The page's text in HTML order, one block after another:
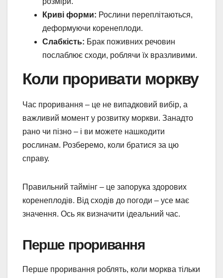
Криві форми: Рослини переплітаються,
деформуючи коренеплоди.
Слабкість: Брак поживних речовин
послаблює сходи, роблячи їх вразливими.
Коли проривати моркву
Час проривання – це не випадковий вибір, а
важливий момент у розвитку моркви. Занадто
рано чи пізно – і ви можете нашкодити
рослинам. Розберемо, коли братися за цю
справу.
Правильний таймінг – це запорука здорових
коренеплодів. Від сходів до погоди – усе має
значення. Ось як визначити ідеальний час.
Перше проривання
Перше проривання роблять, коли морква тільки